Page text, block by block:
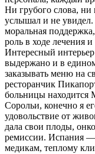
Ни грубого слова, ни
услышал и не увидел.
моральная
роль в ходе лечения
Интересный
выдержано и в
заказывать меню на
ресторанчик
больницы находится
Сорольи, конечно я
удовольствие от
дала свои плоды,
ремиссии. Испания —
медикам, теплому